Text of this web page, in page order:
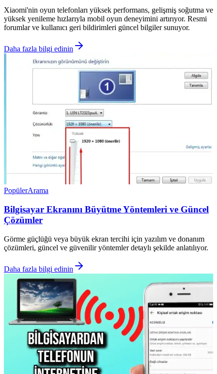
Xiaomi'nin oyun telefonları yüksek performans, gelişmiş soğutma ve
yüksek yenileme hızlarıyla mobil oyun deneyimini artırıyor. Resmi
forumlar ve kullanıcı geri bildirimleri güncel bilgiler sunuyor.
Daha fazla bilgi edinin
PopülerArama
Bilgisayar Ekranını Büyütme Yöntemleri ve Güncel
Çözümler
Görme güçlüğü veya büyük ekran tercihi için yazılım ve donanım
çözümleri, güncel ve güvenilir yöntemler detaylı şekilde anlatılıyor.
Daha fazla bilgi edinin